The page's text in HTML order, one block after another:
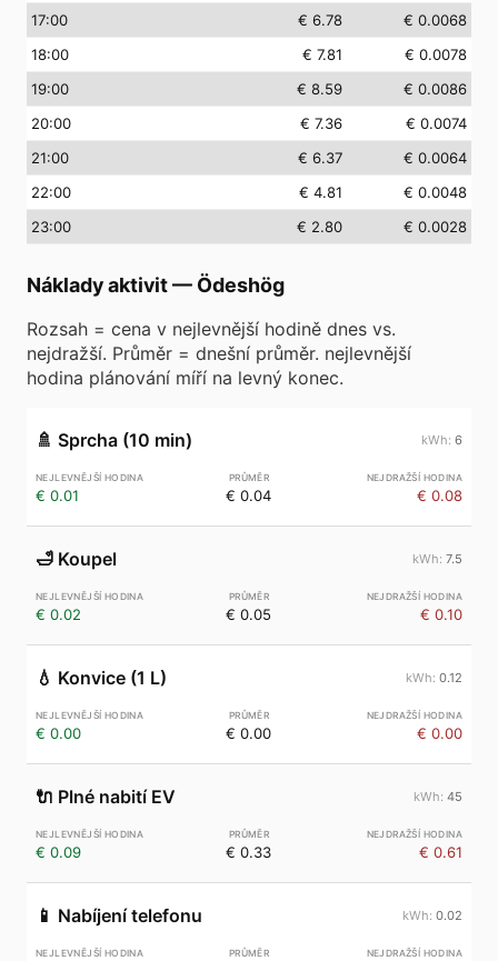
17:00 € 6.78
€ 0.0068
18:00 € 7.81
€ 0.0078
19:00 € 8.59
€ 0.0086
20:00 € 7.36
€ 0.0074
21:00 € 6.37
€ 0.0064
22:00 € 4.81
€ 0.0048
23:00 € 2.80 € 0.0028
Náklady aktivit— Ödeshög
Rozsah = cena v nejlevnější hodině dnes vs.
nejdražší. Průměr = dnešní průměr. nejlevnější
hodina plánování míří na levný konec.
🚿 Sprcha (10 min) 6
€ 0.01 € 0.04 € 0.08
🛁 Koupel 7.5
€ 0.02 € 0.05 € 0.10
💧 Konvice (1 L) 0.12
€ 0.00 € 0.00 € 0.00
🔌 Plné nabití EV 45
€ 0.09 € 0.33 € 0.61
📱 Nabíjení telefonu 0.02